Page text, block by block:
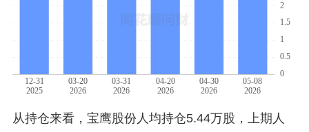
从持仓来看，宝鹰股份人均持仓5.44万股，上期人